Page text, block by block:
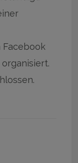
Facebook